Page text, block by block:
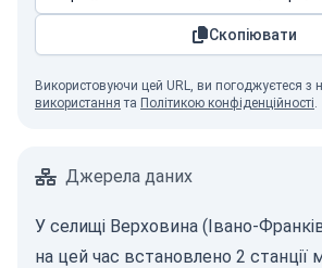
Скопіювати
Використовуючи цей URL, ви погоджуєтеся з
використання та Політикою конфіденційності.
Джерела даних
У селищі Верховина (Івано-
на цей час встановлено 2 станції